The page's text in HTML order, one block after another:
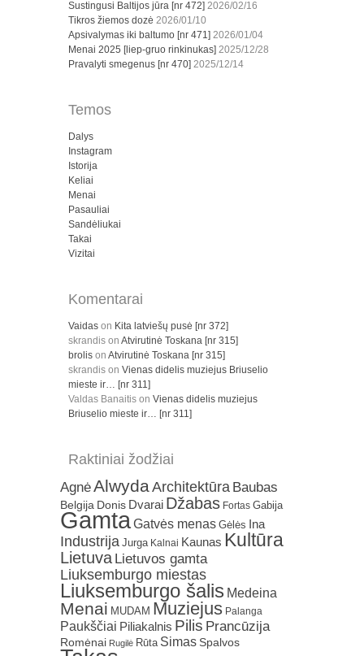
Sustingusi Baltijos jūra [nr 472] 2026/02/16
Tikros žiemos dozė 2026/01/10
Apsivalymas iki baltumo [nr 471] 2026/01/04
Menai 2025 [liep-gruo rinkinukas] 2025/12/28
Pravalyti smegenus [nr 470] 2025/12/14
Temos
Dalys
Instagram
Istorija
Keliai
Menai
Pasauliai
Sandėliukai
Takai
Vizitai
Komentarai
Vaidas on Kita latviešų pusė [nr 372]
skrandis on Atvirutinė Toskana [nr 315]
brolis on Atvirutinė Toskana [nr 315]
skrandis on Vienas didelis muziejus Briuselio
mieste ir… [nr 311]
Valdas Banaitis on Vienas didelis muziejus
Briuselio mieste ir… [nr 311]
Raktiniai žodžiai
AgnėAlwydaArchitektūra Baubas
Belgija Donis Dvarai Džabas Fortas Gabija
GamtaGatvės menas Gėlės Ina
Industrija Jurga Kalnai Kaunas Kultūra
Lietuva Lietuvos gamta
Liuksemburgo miestas
Liuksemburgo šalis Medeina
Menai MUDAM Muziejus Palanga
Paukščiai Piliakalnis Pilis Prancūzija
Romėnai Rugilė Rūta Simas Spalvos